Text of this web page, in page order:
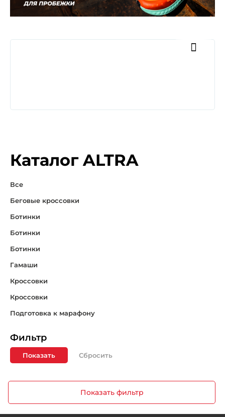
Каталог ALTRA
Все
Беговые кроссовки
Ботинки
Ботинки
Ботинки
Гамаши
Кроссовки
Кроссовки
Подготовка к марафону
Фильтр
Показать
Показать фильтр